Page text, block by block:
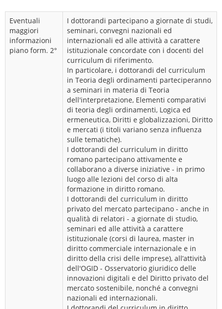
Eventuali
maggiori
informazioni
piano form. 2°
I dottorandi partecipano a giornate di studi,
seminari, convegni nazionali ed
internazionali ed alle attività a carattere
istituzionale concordate con i docenti del
curriculum di riferimento.
In particolare, i dottorandi del curriculum
in Teoria degli ordinamenti parteciperanno
a seminari in materia di Teoria
dell'interpretazione, Elementi comparativi
di teoria degli ordinamenti, Logica ed
ermeneutica, Diritti e globalizzazioni, Diritto
e mercati (i titoli variano senza influenza
sulle tematiche).
I dottorandi del curriculum in diritto
romano partecipano attivamente e
collaborano a diverse iniziative - in primo
luogo alle lezioni del corso di alta
formazione in diritto romano.
I dottorandi del curriculum in diritto
privato del mercato partecipano - anche in
qualità di relatori - a giornate di studio,
seminari ed alle attività a carattere
istituzionale (corsi di laurea, master in
diritto commerciale internazionale e in
diritto della crisi delle imprese), all’attività
dell'OGID - Osservatorio giuridico delle
innovazioni digitali e del Diritto privato del
mercato sostenibile, nonché a convegni
nazionali ed internazionali.